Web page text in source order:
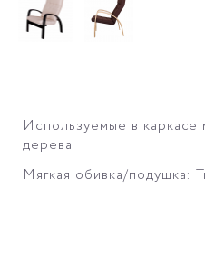
Используемые в
дерева
Мягкая обивка/подушка: